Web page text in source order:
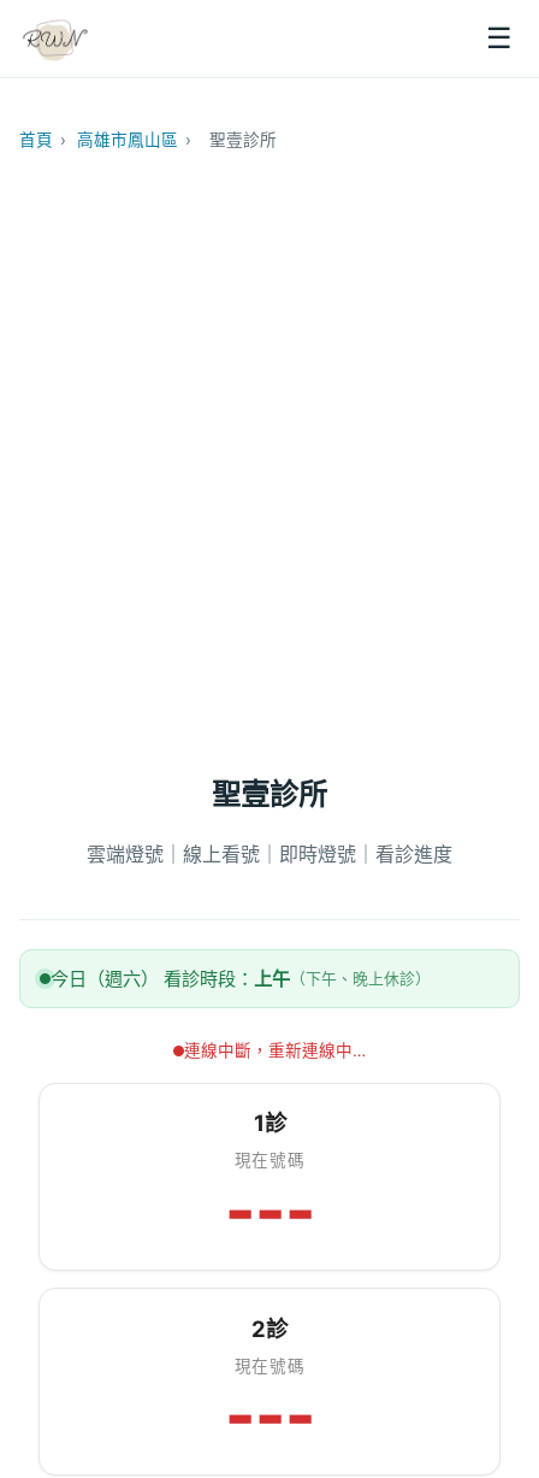
☰
首頁 › 高雄市鳳山區 › 聖壹診所
聖壹診所
雲端燈號｜線上看號｜即時燈號｜看診進度
今日（週六） 看診時段： 上午 （下午、晚上休診）
連線中斷，重新連線中…
1診
現在號碼
---
2診
現在號碼
---